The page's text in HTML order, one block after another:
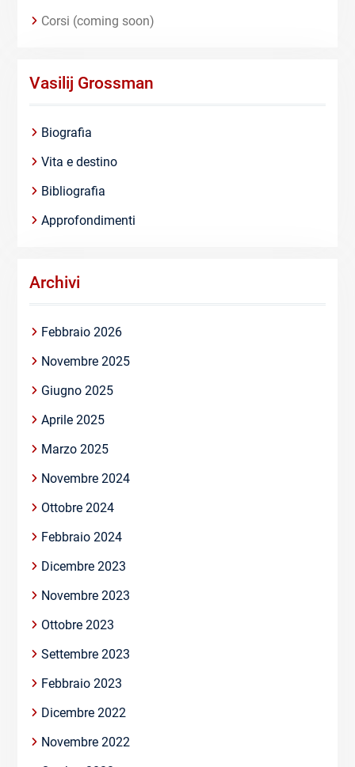
Corsi (coming soon)
Vasilij Grossman
Biografia
Vita e destino
Bibliografia
Approfondimenti
Archivi
Febbraio 2026
Novembre 2025
Giugno 2025
Aprile 2025
Marzo 2025
Novembre 2024
Ottobre 2024
Febbraio 2024
Dicembre 2023
Novembre 2023
Ottobre 2023
Settembre 2023
Febbraio 2023
Dicembre 2022
Novembre 2022